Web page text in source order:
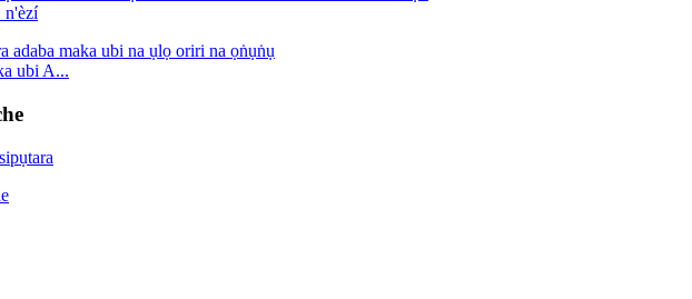
n'èzí
ubi A...